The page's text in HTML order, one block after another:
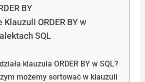
BY
Klauzuli ORDER BY w
SQL
klauzula ORDER BY w SQL?
możemy sortować w klauzuli